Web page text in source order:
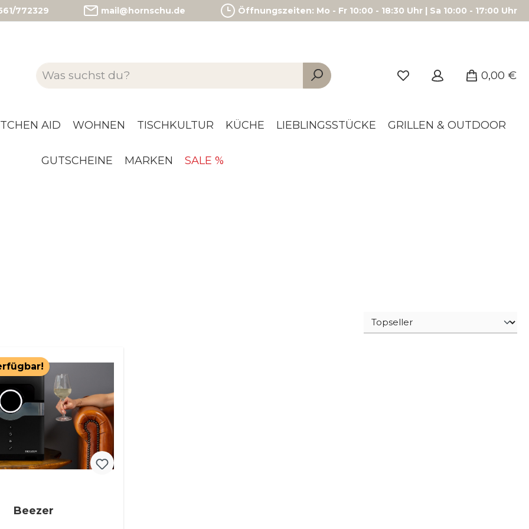
772329 mail@hornschu.de Öffnungszeiten: Mo - Fr 10:00 - 18:30 Uhr | Sa 10:00 - 17:00 Uhr
0,00 €
AID WOHNEN TISCHKULTUR KÜCHE LIEBLINGSSTÜCKE GRILLEN & OUTDOOR
GUTSCHEINE MARKEN SALE %
Beezer